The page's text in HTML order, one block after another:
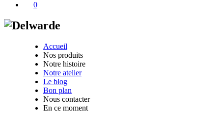
0
Accueil
Nos produits
Notre histoire
Notre atelier
Le blog
Bon plan
Nous contacter
En ce moment